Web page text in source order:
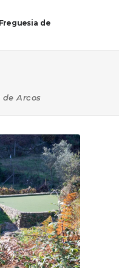
de
de Arcos